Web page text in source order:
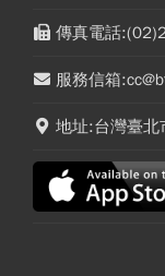
傳真電話
服務信箱
地址:台灣臺